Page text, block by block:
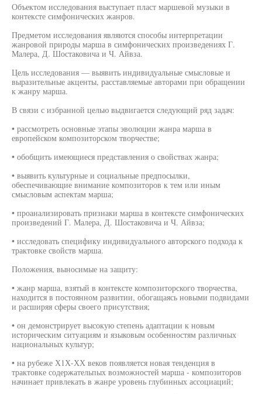
Объектом исследования выступает пласт маршевой музыки в
контексте симфонических жанров.
Предметом исследования являются способы интерпретации
жанровой природы марша в симфонических произведениях Г.
Малера, Д. Шостаковича и Ч. Айвза.
Цель исследования — выявить индивидуальные смысловые и
выразительные акценты, расставляемые авторами при обращении
к жанру марша.
В связи с избранной целью выдвигается следующий ряд задач:
• рассмотреть основные этапы эволюции жанра марша в
европейском композиторском творчестве;
• обобщить имеющиеся представления о свойствах жанра;
• выявить культурные и социальные предпосылки,
обеспечивающие внимание композиторов к тем или иным
смысловым аспектам марша;
• проанализировать признаки марша в контексте симфонических
произведений Г. Малера, Д. Шостаковича и Ч. Айвза;
• исследовать специфику индивидуального авторского подхода к
трактовке свойств марша.
Положения, выносимые на защиту:
• жанр марша, взятый в контексте композиторского творчества,
находится в постоянном развитии, обогащаясь новыми подвидами
и расширяя сферы своего присутствия;
• он демонстрирует высокую степень адаптации к новым
историческим ситуациям и языковым особенностям различных
национальных культур;
• на рубеже Х1Х-ХХ веков появляется новая тенденция в
трактовке содержательпых возможностей марша - композиторов
начинает привлекать в жанре уровень глубинных ассоциаций;